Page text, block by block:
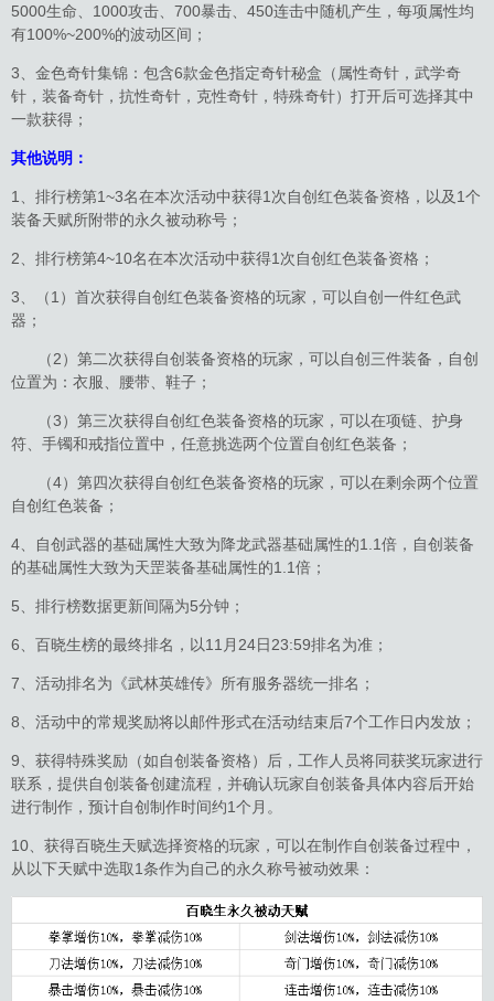
5000生命、1000攻击、700暴击、450连击中随机产生，每项属性均
有100%~200%的波动区间；
3、金色奇针集锦：包含6款金色指定奇针秘盒（属性奇针，武学奇
针，装备奇针，抗性奇针，克性奇针，特殊奇针）打开后可选择其中
一款获得；
其他说明：
1、排行榜第1~3名在本次活动中获得1次自创红色装备资格，以及1个
装备天赋所附带的永久被动称号；
2、排行榜第4~10名在本次活动中获得1次自创红色装备资格；
3、（1）首次获得自创红色装备资格的玩家，可以自创一件红色武
器；
（2）第二次获得自创装备资格的玩家，可以自创三件装备，自创
位置为：衣服、腰带、鞋子；
（3）第三次获得自创红色装备资格的玩家，可以在项链、护身
符、手镯和戒指位置中，任意挑选两个位置自创红色装备；
（4）第四次获得自创红色装备资格的玩家，可以在剩余两个位置
自创红色装备；
4、自创武器的基础属性大致为降龙武器基础属性的1.1倍，自创装备
的基础属性大致为天罡装备基础属性的1.1倍；
5、排行榜数据更新间隔为5分钟；
6、百晓生榜的最终排名，以11月24日23:59排名为准；
7、活动排名为《武林英雄传》所有服务器统一排名；
8、活动中的常规奖励将以邮件形式在活动结束后7个工作日内发放；
9、获得特殊奖励（如自创装备资格）后，工作人员将同获奖玩家进行
联系，提供自创装备创建流程，并确认玩家自创装备具体内容后开始
进行制作，预计自创制作时间约1个月。
10、获得百晓生天赋选择资格的玩家，可以在制作自创装备过程中，
从以下天赋中选取1条作为自己的永久称号被动效果：